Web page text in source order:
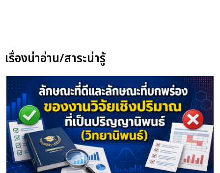
เรื่องน่าอ่าน/สาระน่ารู้